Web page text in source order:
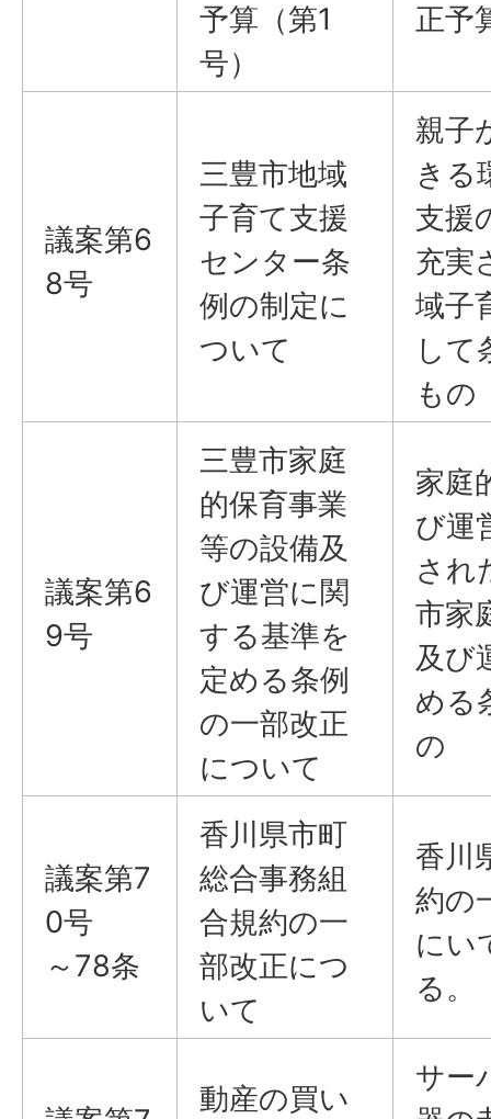
予算（第1
号）
正予
議案第6
8号
三豊市地域
子育て支援
センター条
例の制定に
ついて
親子
きる
支援
充実
域子
して
もの
議案第6
9号
三豊市家庭
的保育事業
等の設備及
び運営に関
する基準を
定める条例
の一部改正
について
家庭
び運
され
市家
及び
める
の
議案第7
0号
～78条
香川県市町
総合事務組
合規約の一
部改正につ
いて
香川
約の
にい
る。
動産の買い
サー